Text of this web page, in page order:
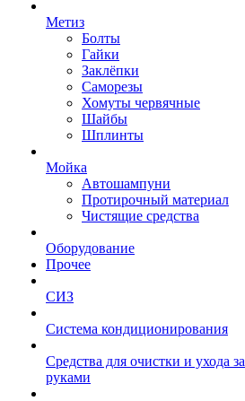
Метиз
Болты
Гайки
Заклёпки
Саморезы
Хомуты червячные
Шайбы
Шплинты
Мойка
Автошампуни
Протирочный материал
Чистящие средства
Оборудование
Прочее
СИЗ
Система кондиционирования
Средства для очистки и ухода за
руками